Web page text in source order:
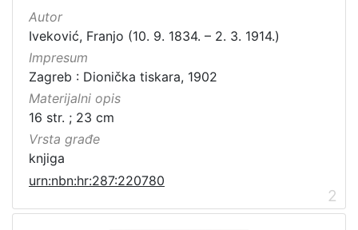
Autor
Iveković, Franjo (10. 9. 1834. – 2. 3. 1914.)
Impresum
Zagreb : Dionička tiskara, 1902
Materijalni opis
16 str. ; 23 cm
Vrsta građe
knjiga
urn:nbn:hr:287:220780
2